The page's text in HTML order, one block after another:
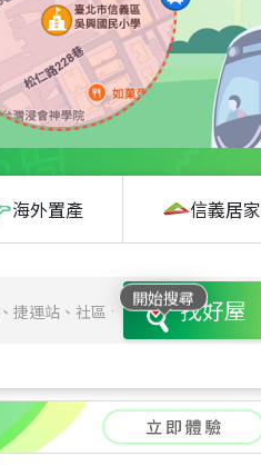
海外置產 信義居家
開始搜尋
找好屋